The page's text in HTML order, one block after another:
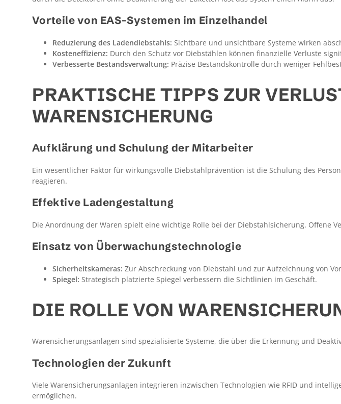
Vorteile von EAS-Systemen im Einzelhandel
Reduzierung des Ladendiebstahls: Sichtbare und unsichtbare Systeme wirken
Kosteneffizienz: Durch den Schutz vor Diebstählen können finanzielle Verluste
Verbesserte Bestandsverwaltung: Präzise Bestandskontrolle durch weniger
PRAKTISCHE TIPPS ZUR
WARENSICHERUNG
Aufklärung und Schulung der Mitarbeiter
Ein wesentlicher Faktor für wirkungsvolle Diebstahlprävention ist die Schulung des
reagieren.
Effektive Ladengestaltung
Die Anordnung der Waren spielt eine wichtige Rolle bei der Diebstahlsicherung. Offene
Einsatz von Überwachungstechnologie
Sicherheitskameras: Zur Abschreckung von Diebstahl und zur Aufzeichnung von
Spiegel: Strategisch platzierte Spiegel verbessern die Sichtlinien im Geschäft.
DIE ROLLE VON
Warensicherungsanlagen sind spezialisierte Systeme, die über die Erkennung und
Technologien der Zukunft
Viele Warensicherungsanlagen integrieren inzwischen Technologien wie RFID und
ermöglichen.